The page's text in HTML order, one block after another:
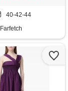
40-42-44
Farfetch